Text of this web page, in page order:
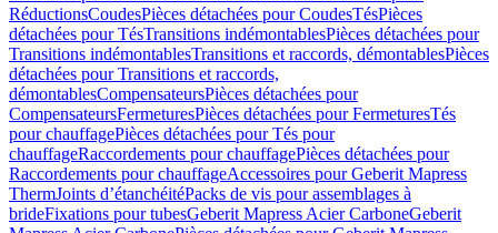
RéductionsCoudesPièces détachées pour CoudesTésPièces
détachées pour TésTransitions indémontablesPièces détachées pour
Transitions indémontablesTransitions et raccords, démontablesPièces
détachées pour Transitions et raccords,
démontablesCompensateursPièces détachées pour
CompensateursFermeturesPièces détachées pour FermeturesTés
pour chauffagePièces détachées pour Tés pour
chauffageRaccordements pour chauffagePièces détachées pour
Raccordements pour chauffageAccessoires pour Geberit Mapress
ThermJoints d’étanchéitéPacks de vis pour assemblages à
brideFixations pour tubesGeberit Mapress Acier CarboneGeberit